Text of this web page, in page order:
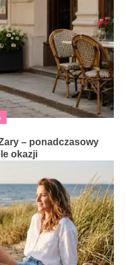
– ponadczasowy
okazji